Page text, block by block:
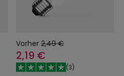
Vorher 2,49 €
2,19 €
(3)